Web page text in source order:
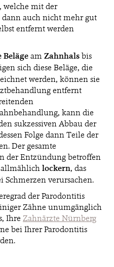
welche mit der
auch nicht mehr gut
entfernt werden
Belägeam Zahnhals bis
sich diese Beläge, die
werden, können sie
entfernt
kann die
sukzessiven Abbau der
Folge dann Teile der
Der gesamte
der Entzündung betroffen
allmählich lockern, das
Schmerzen verursachen.
der Parodontitis
Zähne unumgänglich
Ihre Zahnärzte Nürnberg
bei Ihrer Parodontitis